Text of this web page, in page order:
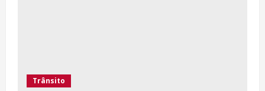
Trânsito